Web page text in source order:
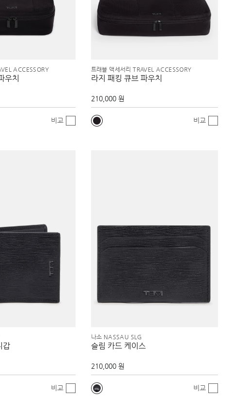
ACCESSORY
우치
비교
트래블 액세서리 TRAVEL ACCESSORY
라지 패킹 큐브 파우치
210,000 원
비교
갑
비교
나소 NASSAU SLG
슬림 카드 케이스
210,000 원
비교